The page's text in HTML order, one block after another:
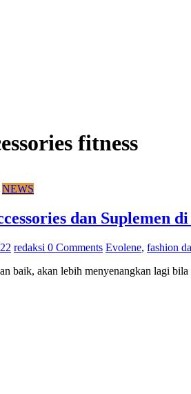
fitness
NEWS
dan Suplemen
redaksi 0 Comments Evolene, fashion
baik, akan lebih menyenangkan lagi